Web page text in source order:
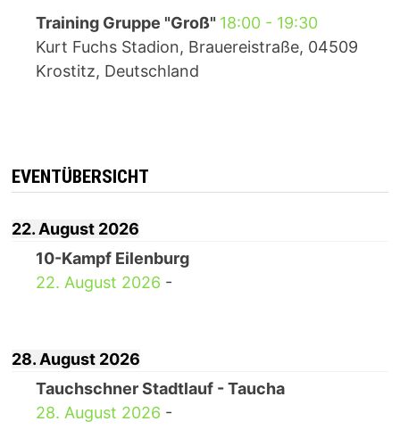
Training Gruppe "Groß" 18:00- 19:30
Kurt Fuchs Stadion, Brauereistraße, 04509
Krostitz, Deutschland
EVENTÜBERSICHT
22. August 2026
10-Kampf Eilenburg
22. August 2026 -
28. August 2026
Tauchschner Stadtlauf - Taucha
28. August 2026 -